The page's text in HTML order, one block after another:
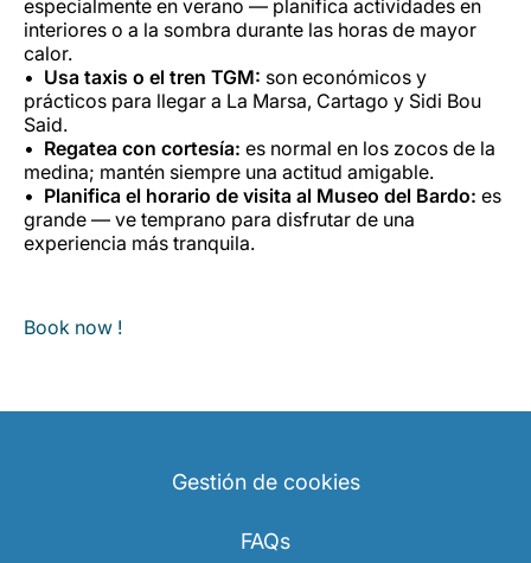
especialmente en verano — planifica actividades en
interiores o a la sombra durante las horas de mayor
calor.
Usa taxis o el tren TGM: son económicos y
prácticos para llegar a La Marsa, Cartago y Sidi Bou
Said.
Regatea con cortesía: es normal en los zocos de la
medina; mantén siempre una actitud amigable.
Planifica el horario de visita al Museo del Bardo: es
grande — ve temprano para disfrutar de una
experiencia más tranquila.
Book now !
Gestión de cookies
FAQs